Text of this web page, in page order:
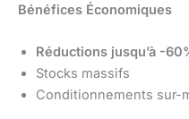
Bénéfices Économiques
Réductions jusqu’à -
Stocks massifs
Conditionnements sur-